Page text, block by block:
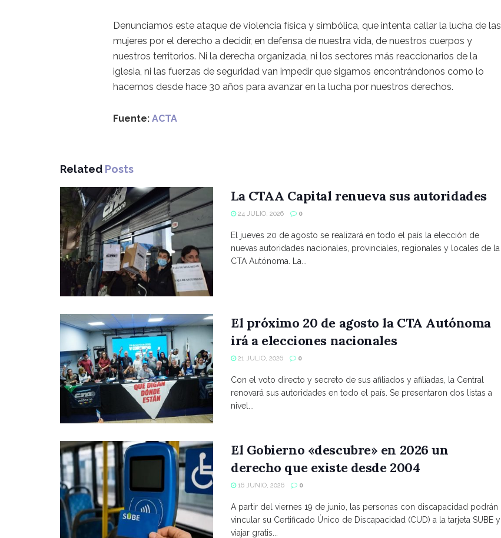
Denunciamos este ataque de violencia física y simbólica, que intenta callar la lucha de las
mujeres por el derecho a decidir, en defensa de nuestra vida, de nuestros cuerpos y
nuestros territorios. Ni la derecha organizada, ni los sectores más reaccionarios de la
iglesia, ni las fuerzas de seguridad van impedir que sigamos encontrándonos como lo
hacemos desde hace 30 años para avanzar en la lucha por nuestros derechos.
Fuente: ACTA
Related Posts
La CTAA Capital renueva sus autoridades
24 JULIO, 2026 0
El jueves 20 de agosto se realizará en todo el país la elección de
nuevas autoridades nacionales, provinciales, regionales y locales de la
CTA Autónoma. La...
El próximo 20 de agosto la CTA Autónoma
irá a elecciones nacionales
21 JULIO, 2026 0
Con el voto directo y secreto de sus afiliados y afiliadas, la Central
renovará sus autoridades en todo el país. Se presentaron dos listas a
nivel...
El Gobierno «descubre» en 2026 un
derecho que existe desde 2004
16 JUNIO, 2026 0
A partir del viernes 19 de junio, las personas con discapacidad podrán
vincular su Certificado Único de Discapacidad (CUD) a la tarjeta SUBE y
viajar gratis...